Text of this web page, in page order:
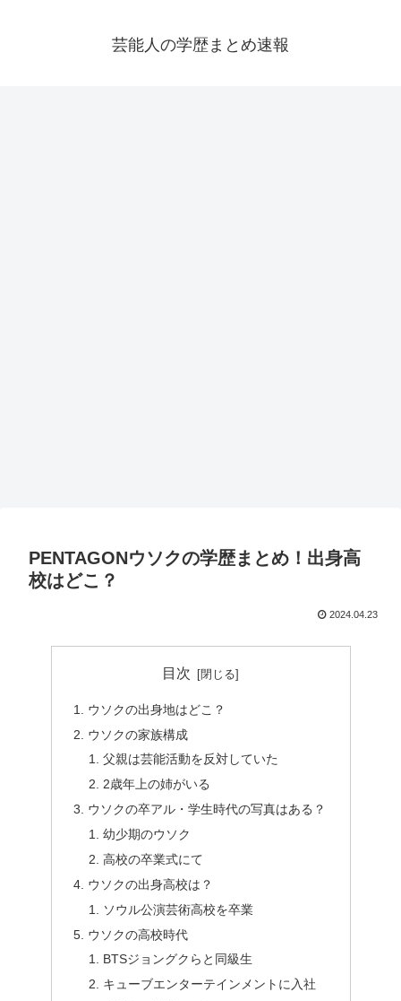
芸能人の学歴まとめ速報
PENTAGONウソクの学歴まとめ！出身高
校はどこ？
2024.04.23
目次
ウソクの出身地はどこ？
ウソクの家族構成
父親は芸能活動を反対していた
2歳年上の姉がいる
ウソクの卒アル・学生時代の写真はある？
幼少期のウソク
高校の卒業式にて
ウソクの出身高校は？
ソウル公演芸術高校を卒業
ウソクの高校時代
BTSジョングクらと同級生
キューブエンターテインメントに入社